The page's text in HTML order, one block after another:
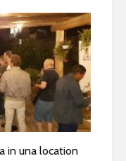
in una location